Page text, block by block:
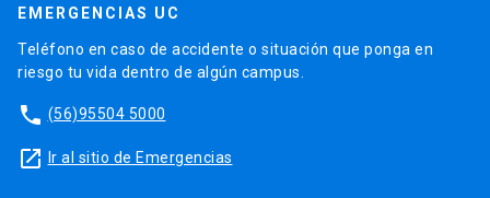
EMERGENCIAS UC
Teléfono en caso de accidente o situación que ponga en
riesgo tu vida dentro de algún campus.
phone (56)95504 5000
launch Ir al sitio de Emergencias